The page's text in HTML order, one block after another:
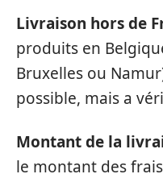
Livraison hors de
produits en
Bruxelles ou
possible, mais a
Montant de la
le montant des